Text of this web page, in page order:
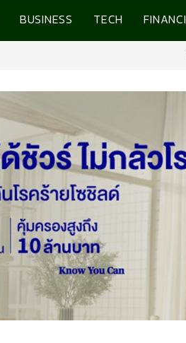
BUSINESS TECH
คหะแห่งชาติ เปิดบ้านต้อนรับสื่อมวลชน